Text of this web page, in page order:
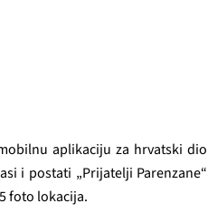
aplikaciju za hrvatski dio
i postati „Prijatelji Parenzane“
foto lokacija.